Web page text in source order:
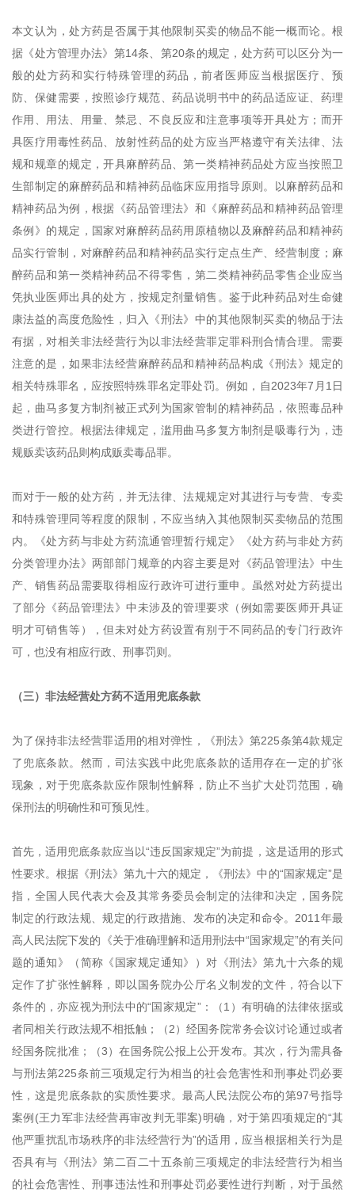
本文认为，处方药是否属于其他限制买卖的物品不能一概而论。根
据《处方管理办法》第14条、第20条的规定，处方药可以区分为一
般的处方药和实行特殊管理的药品，前者医师应当根据医疗、预
防、保健需要，按照诊疗规范、药品说明书中的药品适应证、药理
作用、用法、用量、禁忌、不良反应和注意事项等开具处方；而开
具医疗用毒性药品、放射性药品的处方应当严格遵守有关法律、法
规和规章的规定，开具麻醉药品、第一类精神药品处方应当按照卫
生部制定的麻醉药品和精神药品临床应用指导原则。以麻醉药品和
精神药品为例，根据《药品管理法》和《麻醉药品和精神药品管理
条例》的规定，国家对麻醉药品药用原植物以及麻醉药品和精神药
品实行管制，对麻醉药品和精神药品实行定点生产、经营制度；麻
醉药品和第一类精神药品不得零售，第二类精神药品零售企业应当
凭执业医师出具的处方，按规定剂量销售。鉴于此种药品对生命健
康法益的高度危险性，归入《刑法》中的其他限制买卖的物品于法
有据，对相关非法经营行为以非法经营罪定罪科刑合情合理。需要
注意的是，如果非法经营麻醉药品和精神药品构成《刑法》规定的
相关特殊罪名，应按照特殊罪名定罪处罚。例如，自2023年7月1日
起，曲马多复方制剂被正式列为国家管制的精神药品，依照毒品种
类进行管控。根据法律规定，滥用曲马多复方制剂是吸毒行为，违
规贩卖该药品则构成贩卖毒品罪。
而对于一般的处方药，并无法律、法规规定对其进行与专营、专卖
和特殊管理同等程度的限制，不应当纳入其他限制买卖物品的范围
内。《处方药与非处方药流通管理暂行规定》《处方药与非处方药
分类管理办法》两部部门规章的内容主要是对《药品管理法》中生
产、销售药品需要取得相应行政许可进行重申。虽然对处方药提出
了部分《药品管理法》中未涉及的管理要求（例如需要医师开具证
明才可销售等），但未对处方药设置有别于不同药品的专门行政许
可，也没有相应行政、刑事罚则。
（三）非法经营处方药不适用兜底条款
为了保持非法经营罪适用的相对弹性，《刑法》第225条第4款规定
了兜底条款。然而，司法实践中此兜底条款的适用存在一定的扩张
现象，对于兜底条款应作限制性解释，防止不当扩大处罚范围，确
保刑法的明确性和可预见性。
首先，适用兜底条款应当以“违反国家规定”为前提，这是适用的形式
性要求。根据《刑法》第九十六的规定，《刑法》中的“国家规定”是
指，全国人民代表大会及其常务委员会制定的法律和决定，国务院
制定的行政法规、规定的行政措施、发布的决定和命令。2011年最
高人民法院下发的《关于准确理解和适用刑法中“国家规定”的有关问
题的通知》（简称《国家规定通知》）对《刑法》第九十六条的规
定作了扩张性解释，即以国务院办公厅名义制发的文件，符合以下
条件的，亦应视为刑法中的“国家规定”：（1）有明确的法律依据或
者同相关行政法规不相抵触；（2）经国务院常务会议讨论通过或者
经国务院批准；（3）在国务院公报上公开发布。其次，行为需具备
与刑法第225条前三项规定行为相当的社会危害性和刑事处罚必要
性，这是兜底条款的实质性要求。最高人民法院公布的第97号指导
案例(王力军非法经营再审改判无罪案)明确，对于第四项规定的“其
他严重扰乱市场秩序的非法经营行为”的适用，应当根据相关行为是
否具有与《刑法》第二百二十五条前三项规定的非法经营行为相当
的社会危害性、刑事违法性和刑事处罚必要性进行判断，对于虽然